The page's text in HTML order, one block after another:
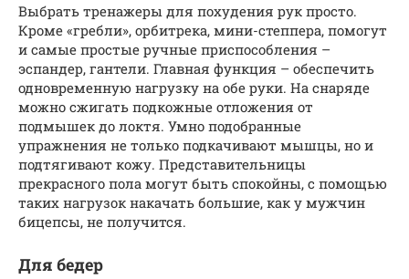
Выбрать тренажеры для похудения рук просто.
Кроме «гребли», орбитрека, мини-степпера, помогут
и самые простые ручные приспособления –
эспандер, гантели. Главная функция – обеспечить
одновременную нагрузку на обе руки. На снаряде
можно сжигать подкожные отложения от
подмышек до локтя. Умно подобранные
упражнения не только подкачивают мышцы, но и
подтягивают кожу. Представительницы
прекрасного пола могут быть спокойны, с помощью
таких нагрузок накачать большие, как у мужчин
бицепсы, не получится.
Для бедер